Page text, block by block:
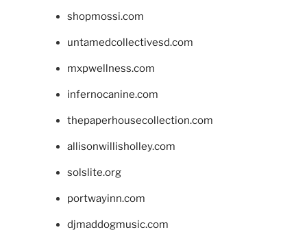
shopmossi.com
untamedcollectivesd.com
mxpwellness.com
infernocanine.com
thepaperhousecollection.com
allisonwillisholley.com
solslite.org
portwayinn.com
djmaddogmusic.com